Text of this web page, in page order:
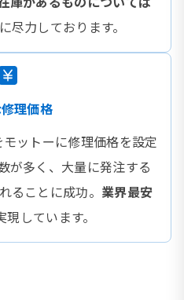
に尽力しております。
理価格
ットーに修理価格を設定
が多く、大量に発注する
ることに成功。 業界最安
しています。